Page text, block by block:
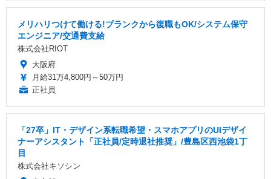
メリハリつけて働ける!ブランクから復職もOK/システム保守
エンジニア/交通費支給
株式会社RIOT
大阪府
月給31万4,800円～50万円
正社員
「27卒」IT・デザイン系転職希望・スマホアプリのUIデザイ
ナーアシスタント「正社員/定時退社推奨」/豊島区西池袋1丁
目
株式会社キソシン